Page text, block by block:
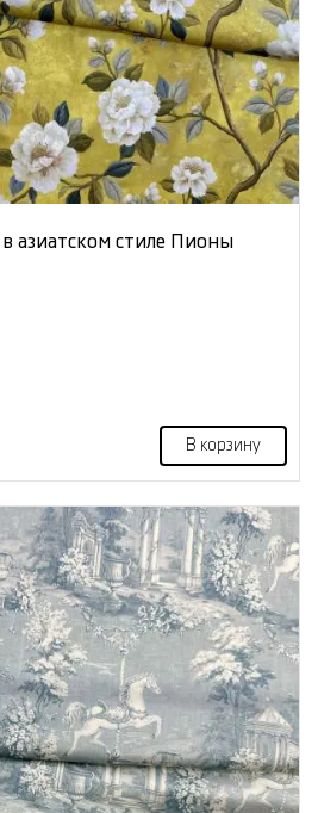
азиатском стиле Пионы
В корзину